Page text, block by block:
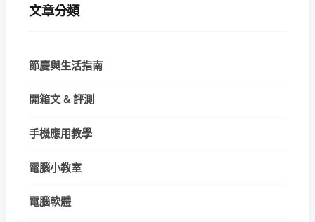
文章分類
節慶與生活指南
開箱文 & 評測
手機應用教學
電腦小教室
電腦軟體